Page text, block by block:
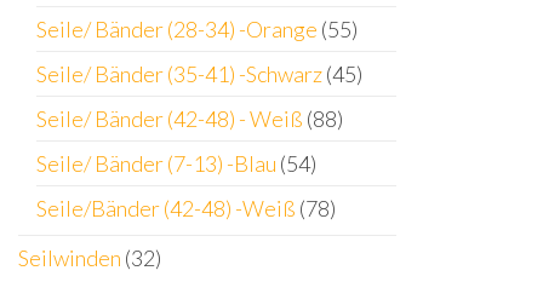
Seile/ Bänder (28-34) -Orange (55)
Seile/ Bänder (35-41) -Schwarz(45)
Seile/ Bänder (42-48) - Weiß (88)
Seile/ Bänder (7-13) -Blau (54)
Seile/Bänder (42-48) -Weiß (78)
Seilwinden (32)